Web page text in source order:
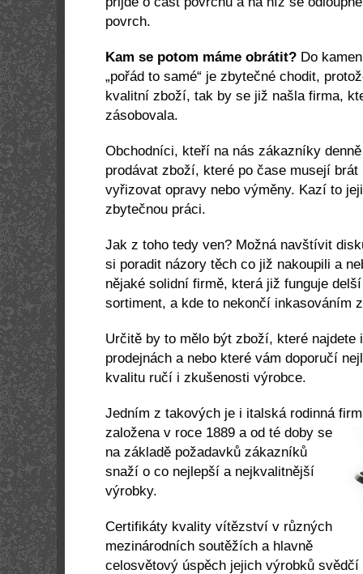
povrch.
Kam se potom máme obrátit? Do
„pořád to samé“ je zbytečné chodit,
kvalitní zboží, tak by se již našla firma,
zásobovala.
Obchodníci, kteří na nás zákazníky
prodávat zboží, které po čase musejí
vyřizovat opravy nebo výměny. Kazí to
zbytečnou práci.
Jak z toho tedy ven? Možná navštívit
si poradit názory těch co již nakoupili a
nějaké solidní firmě, která již funguje
sortiment, a kde to nekončí inkasováním
Určitě by to mělo být zboží, které najdete
prodejnách a nebo které vám doporučí
kvalitu ručí i zkušenosti výrobce.
Jedním z takových je i italská rodinná
založena v roce 1889 aod té doby se
na základě požadavků zákazníků
snaží o co nejlepší a nejkvalitnější
výrobky.
Certifikáty kvality vítězství v různých
mezinárodních soutěžích a hlavně
celosvětový úspěch jejich výrobků